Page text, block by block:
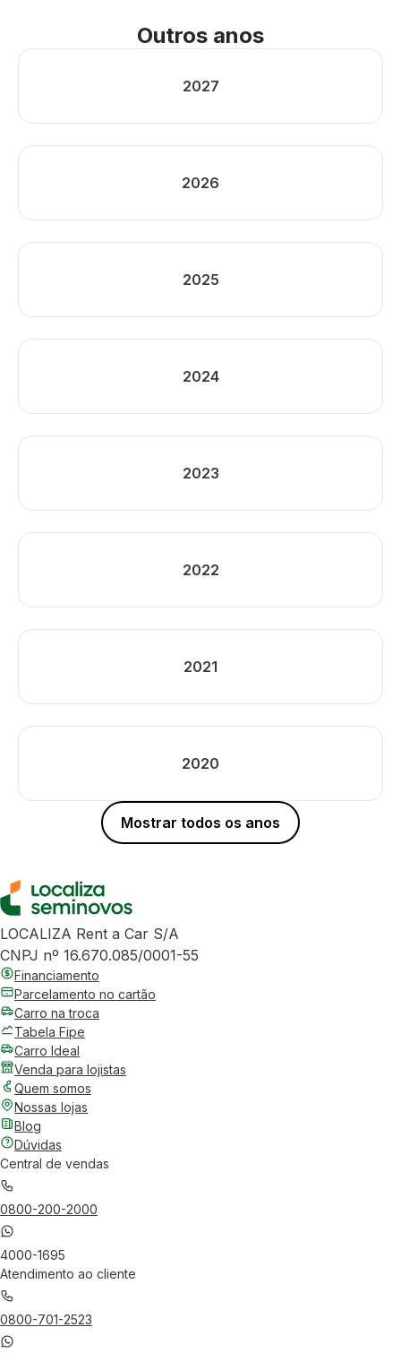
Outros anos
2027
2026
2025
2024
2023
2022
2021
2020
Mostrar todos os anos
LOCALIZA Rent a Car S/A
CNPJ nº 16.670.085/0001-55
Financiamento
Parcelamento no cartão
Carro na troca
Tabela Fipe
Carro Ideal
Venda para lojistas
Quem somos
Nossas lojas
Blog
Dúvidas
Central de vendas
0800-200-2000
4000-1695
Atendimento ao cliente
0800-701-2523